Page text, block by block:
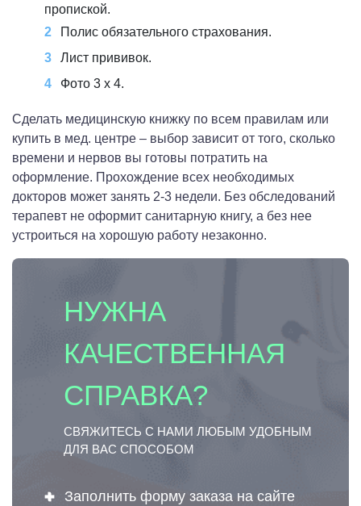
пропиской.
Полис обязательного страхования.
Лист прививок.
Фото 3 х 4.
Сделать медицинскую книжку по всем правилам или
купить в мед. центре – выбор зависит от того, сколько
времени и нервов вы готовы потратить на
оформление. Прохождение всех необходимых
докторов может занять 2-3 недели. Без обследований
терапевт не оформит санитарную книгу, а без нее
устроиться на хорошую работу незаконно.
НУЖНА
КАЧЕСТВЕННАЯ
СПРАВКА?
СВЯЖИТЕСЬ С НАМИ ЛЮБЫМ УДОБНЫМ
ДЛЯ ВАС СПОСОБОМ
Заполнить форму заказа на сайте